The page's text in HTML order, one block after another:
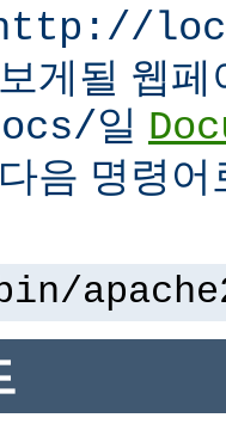
게될 웹
일
음 명령